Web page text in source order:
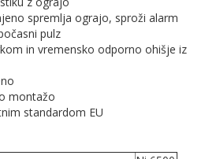
spremlja ograjo, sproži alarm
pulz
in vremensko odporno ohišje iz
montažo
standardom EU